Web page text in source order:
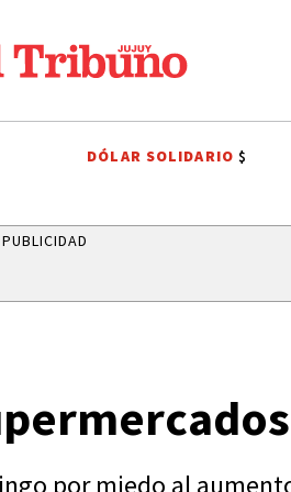
TUCUMAN JORGE MESSI
DÓLAR SOLIDARIO$
PUBLICIDAD
por miedo al